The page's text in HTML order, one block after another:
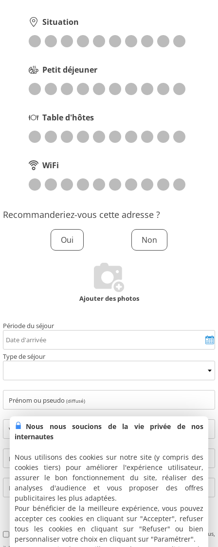
Situation
Petit déjeuner
Table d'hôtes
WiFi
Recommanderiez-vous cette adresse ?
Oui Non
Ajouter des photos
Période du séjour
Type de séjour
Prénom ou pseudo (diffusé)
Ville (diffusé)
Nom(non diffusé)
E-mail(non diffusé)
J'accepte les Conditions Générales d'Utilisation des avis clients (CGU ). De plus,
Nous nous soucions de la vie privée de nos
internautes
Nous utilisons des cookies sur notre site (y compris des
cookies tiers) pour améliorer l'expérience utilisateur,
assurer le bon fonctionnement du site, réaliser des
analyses d'audience et vous proposer des offres
publicitaires les plus adaptées.
Pour bénéficier de la meilleure expérience, vous pouvez
accepter ces cookies en cliquant sur "Accepter", refuser
tous les cookies en cliquant sur "Refuser" ou bien
personnaliser votre choix en cliquant sur "Paramétrer".